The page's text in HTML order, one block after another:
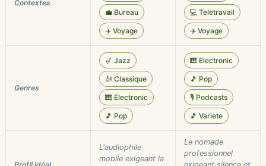
Contextes
💼 Bureau
✈️ Voyage
💻 Teletravail
✈️ Voyage
Genres
🎷 Jazz
🎻 Classique
🎹 Electronic
🎵 Pop
🎹 Electronic
🎵 Pop
🎙️ Podcasts
🎵 Variete
L'audiophile
mobile exigeant la
Le nomade
professionnel